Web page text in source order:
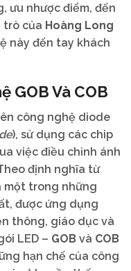
ưu nhược điểm, đến
trò của Hoàng Long
này đến tay khách
GOBVà COB
công nghệ diode
), sử dụng các chip
việc điều chỉnh ánh
định nghĩa từ
một trong những
được ứng dụng
thông, giáo dục và
LED – GOB và COB
hạn chế của công